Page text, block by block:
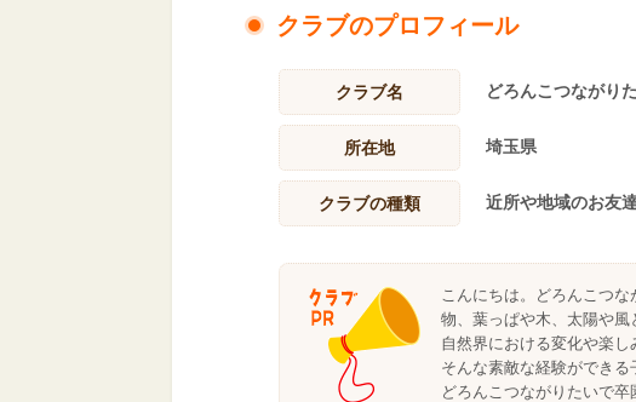
クラブのプロフィール
クラブ名 どろんこつながり
所在地 埼玉県
クラブの種類 近所や地域のお友達
こんにちは。どろんこつ
物、葉っぱや木、太陽や風
自然界における変化や楽
そんな素敵な経験ができ
どろんこつながりたいで